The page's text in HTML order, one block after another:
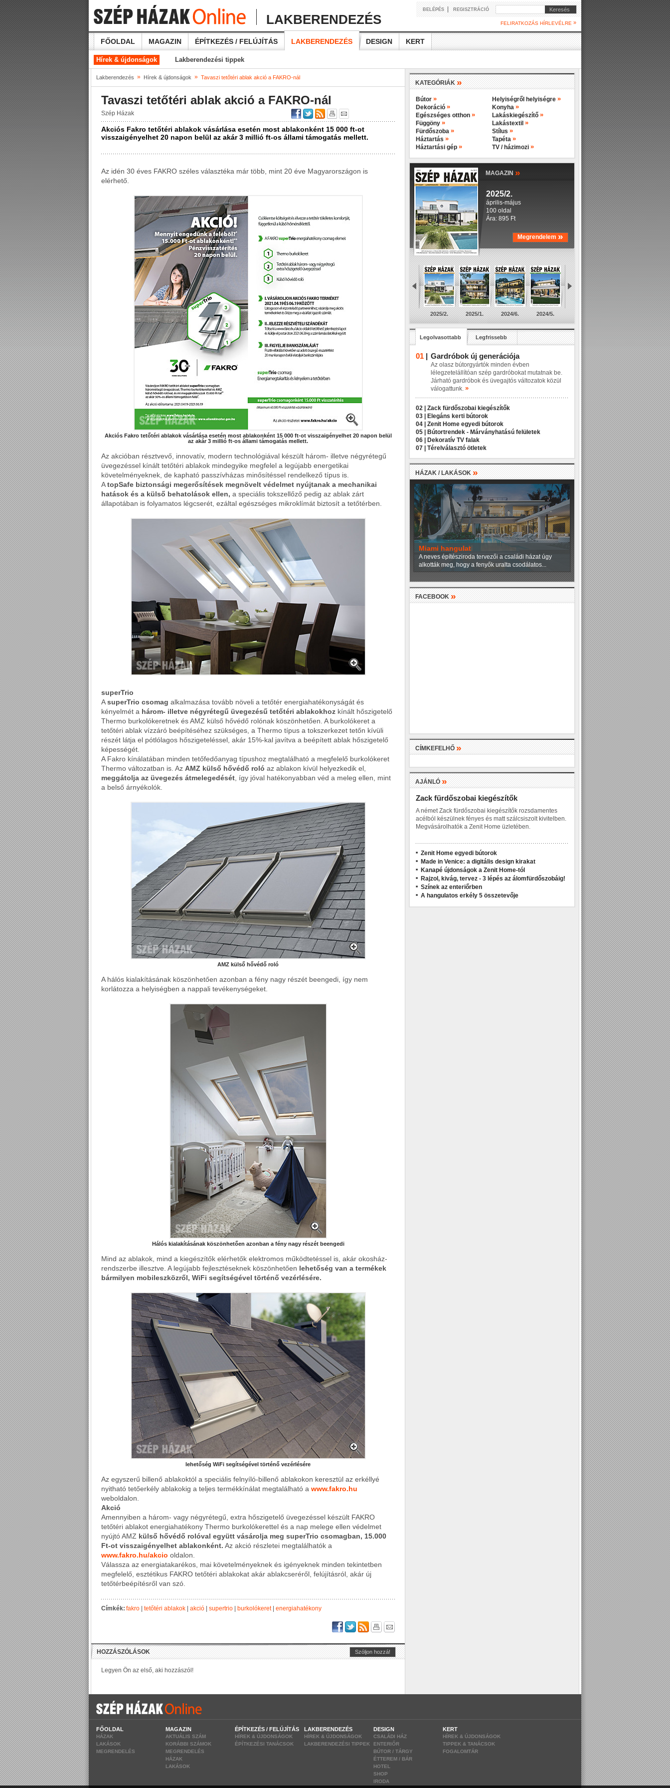
LAKBERENDEZÉS
BELÉPÉS| REGISZTRÁCIÓ Keresés
FELIRATKOZÁS HÍRLEVÉLRE »
FŐOLDAL MAGAZIN ÉPÍTKEZÉS / FELÚJÍTÁS LAKBERENDEZÉS DESIGN KERT
Hírek & újdonságok Lakberendezési tippek
Lakberendezés » Hírek & újdonságok » Tavaszi tetőtéri ablak akció a FAKRO-nál
Tavaszi tetőtéri ablak akció a FAKRO-nál
Szép Házak
Akciós Fakro tetőtéri ablakok vásárlása esetén most ablakonként 15 000 ft-ot
visszaigényelhet 20 napon belül az akár 3 millió ft-os állami támogatás mellett.
Az idén 30 éves FAKRO széles választéka már több, mint 20 éve Magyarországon is
elérhető.
Akciós Fakro tetőtéri ablakok vásárlása esetén most ablakonként 15 000 ft-ot visszaigényelhet 20 napon belül
az akár 3 millió ft-os állami támogatás mellett.
Az akcióban résztvevő, innovatív, modern technológiával készült három- illetve négyrétegű
üvegezéssel kínált tetőtéri ablakok mindegyike megfelel a legújabb energetikai
követelményeknek, de kapható passzívházas minősítéssel rendelkező típus is.
AtopSafe biztonsági megerősítések megnövelt védelmet nyújtanak a mechanikai
hatások és a külső behatolások ellen, a speciális tokszellőző pedig az ablak zárt
állapotában is folyamatos légcserét, ezáltal egészséges mikroklímát biztosít a tetőtérben.
superTrio
AsuperTrio csomag alkalmazása tovább növeli a tetőtér energiahatékonyságát és
kényelmét a három- illetve négyrétegű üvegezésű tetőtéri ablakokhoz kínált hőszigetelő
Thermo burkolókeretnek és AMZ külső hővédő rolónak köszönhetően. A burkolókeret a
tetőtéri ablak vízzáró beépítéséhez szükséges, a Thermo típus a tokszerkezet tetőn kívüli
részét látja el pótlólagos hőszigeteléssel, akár 15%-kal javítva a beépített ablak hőszigetelő
képességét.
A Fakro kínálatában minden tetőfedőanyag típushoz megtalálható a megfelelő burkolókeret
Thermo változatban is. Az AMZ külső hővédő roló az ablakon kívül helyezkedik el,
meggátolja az üvegezés átmelegedését , így jóval hatékonyabban véd a meleg ellen, mint
a belső árnyékolók.
AMZ külső hővédő roló
A hálós kialakításának köszönhetően azonban a fény nagy részét beengedi, így nem
korlátozza a helyiségben a nappali tevékenységeket.
Hálós kialakításának köszönhetően azonban a fény nagy részét beengedi
Mind az ablakok, mind a kiegészítők elérhetők elektromos működtetéssel is, akár okosház-
rendszerbe illesztve. A legújabb fejlesztéseknek köszönhetően lehetőség van a termékek
bármilyen mobileszközről, WiFi segítségével történő vezérlésére.
lehetőség WiFi segítségével történő vezérlésére
Az egyszerű billenő ablakoktól a speciális felnyíló-billenő ablakokon keresztül az erkéllyé
nyitható tetőerkély ablakokig a teljes termékkínálat megtalálható a www.fakro.hu
weboldalon.
Akció
Amennyiben a három- vagy négyrétegű, extra hőszigetelő üvegezéssel készült FAKRO
tetőtéri ablakot energiahatékony Thermo burkolókerettel és a nap melege ellen védelmet
nyújtó AMZ külső hővédő rolóval együtt vásárolja meg superTrio csomagban, 15.000
Ft-ot visszaigényelhet ablakonként. Az akció részletei megtalálhatók a
www.fakro.hu/akcio oldalon.
Válassza az energiatakarékos, mai követelményeknek és igényeknek minden tekintetben
megfelelő, esztétikus FAKRO tetőtéri ablakokat akár ablakcseréről, felújításról, akár új
tetőtérbeépítésről van szó.
Címkék:fakro tetőtéri ablakok akció supertrio burkolókeret| energiahatékony
KATEGÓRIÁK»
Bútor »
Dekoráció »
Egészséges otthon »
Függöny »
Fürdőszoba »
Háztartás »
Háztartási gép »
Helyiségről helyiségre »
Konyha »
Lakáskiegészítő »
Lakástextil »
Stílus »
Tapéta »
TV / házimozi »
MAGAZIN »
2025/2.
április-május
100 oldal
Ára: 895 Ft
Megrendelem »
2025/2. 2025/1. 2024/6. 2024/5.
Legolvasottabb Legfrissebb
01 | Gardróbok új generációja
Az olasz bútorgyártók minden évben
lélegzetelállítóan szép gardróbokat mutatnak be.
Járható gardróbok és üvegajtós változatok közül
válogattunk. »
02 |
Zack fürdőszobai kiegészítők
03 |
Elegáns kerti bútorok
04 |
Zenit Home egyedi bútorok
05 |
Bútortrendek - Márványhatású felületek
06 |
Dekoratív TV falak
07 |
Térelválasztó ötletek
HÁZAK / LAKÁSOK »
Miami hangulat
A neves építésziroda tervezői a családi házat úgy
alkották meg, hogy a fenyők uralta csodálatos...
FACEBOOK»
CÍMKEFELHŐ»
AJÁNLÓ»
Zack fürdőszobai kiegészítők
A német Zack fürdőszobai kiegészítők rozsdamentes
acélból készülnek fényes és matt szálcsiszolt kivitelben.
Megvásárolhatók a Zenit Home üzletében.
Zenit Home egyedi bútorok
Made in Venice: a digitális design kirakat
Kanapé újdonságok a Zenit Home-tól
Rajzol, kivág, tervez - 3 lépés az álomfürdőszobáig!
Színek az enteriőrben
A hangulatos erkély 5 összetevője
FŐOLDAL
HÁZAK
LAKÁSOK
MEGRENDELÉS
MAGAZIN
AKTUÁLIS SZÁM
KORÁBBI SZÁMOK
MEGRENDELÉS
HÁZAK
LAKÁSOK
ÉPÍTKEZÉS / FELÚJÍTÁS
HÍREK & ÚJDONSÁGOK
ÉPÍTKEZÉSI TANÁCSOK
LAKBERENDEZÉS
HÍREK & ÚJDONSÁGOK
LAKBERENDEZÉSI TIPPEK
DESIGN
CSALÁDI HÁZ
ENTERIŐR
BÚTOR / TÁRGY
ÉTTEREM / BÁR
HOTEL
SHOP
IRODA
KERT
HÍREK & ÚJDONSÁGOK
TIPPEK & TANÁCSOK
FOGALOMTÁR